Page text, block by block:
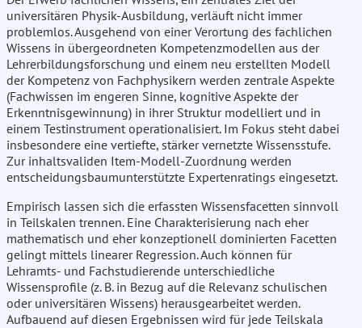
universitären Physik-Ausbildung, verläuft nicht immer
problemlos. Ausgehend von einer Verortung des fachlichen
Wissens in übergeordneten Kompetenzmodellen aus der
Lehrerbildungsforschung und einem neu erstellten Modell
der Kompetenz von Fachphysikern werden zentrale Aspekte
(Fachwissen im engeren Sinne, kognitive Aspekte der
Erkenntnisgewinnung) in ihrer Struktur modelliert und in
einem Testinstrument operationalisiert. Im Fokus steht dabei
insbesondere eine vertiefte, stärker vernetzte Wissensstufe.
Zur inhaltsvaliden Item-Modell-Zuordnung werden
entscheidungsbaumunterstützte Expertenratings eingesetzt.
Empirisch lassen sich die erfassten Wissensfacetten sinnvoll
in Teilskalen trennen. Eine Charakterisierung nach eher
mathematisch und eher konzeptionell dominierten Facetten
gelingt mittels linearer Regression. Auch können für
Lehramts- und Fachstudierende unterschiedliche
Wissensprofile (z. B. in Bezug auf die Relevanz schulischen
oder universitären Wissens) herausgearbeitet werden.
Aufbauend auf diesen Ergebnissen wird für jede Teilskala